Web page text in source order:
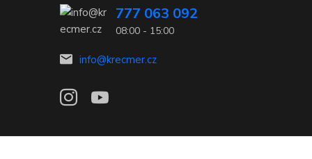
777 063 092
08:00 - 15:00
info@krecmer.cz